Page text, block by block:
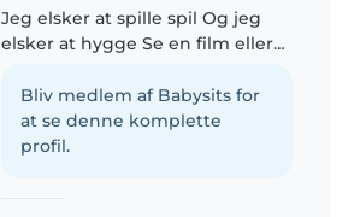
Jeg elsker at spille spil Og jeg
elsker at hygge Se en film eller
Lave pligter
Bliv medlem af Babysits for
at se denne komplette
profil.